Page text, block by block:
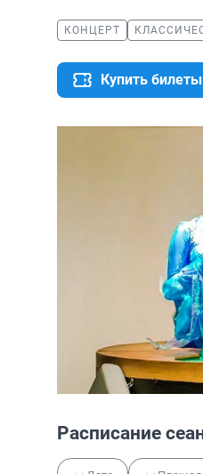
КОНЦЕРТ
Купить билеты
Расписание